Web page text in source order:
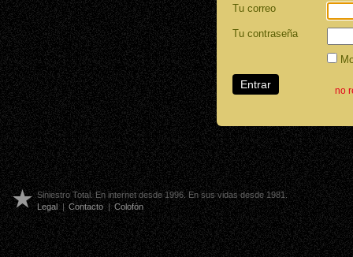
Tu correo
Tu contraseña
no
Siniestro Total. En internet desde 1996. En sus vidas desde 1981.
Legal | Contacto | Colofón